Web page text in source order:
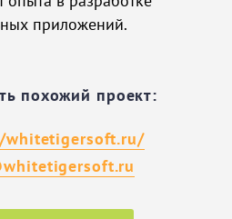
приложений.
похожий проект: